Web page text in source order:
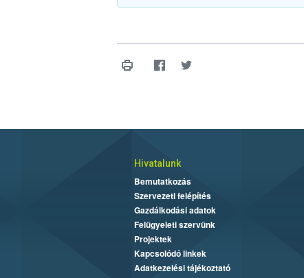
Hivatalunk
Bemutatkozás
Szervezeti felépítés
Gazdálkodási adatok
Felügyeleti szervünk
Projektek
Kapcsolódó linkek
Adatkezelési tájékoztató